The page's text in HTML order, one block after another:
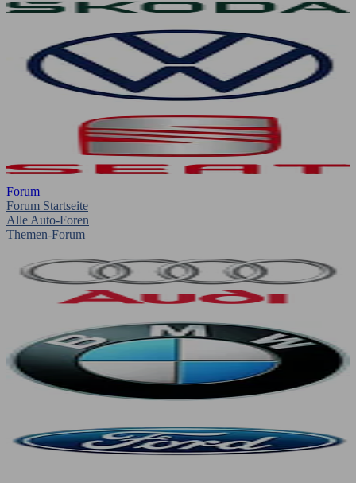
Forum
Forum Startseite
Alle Auto-Foren
Themen-Forum